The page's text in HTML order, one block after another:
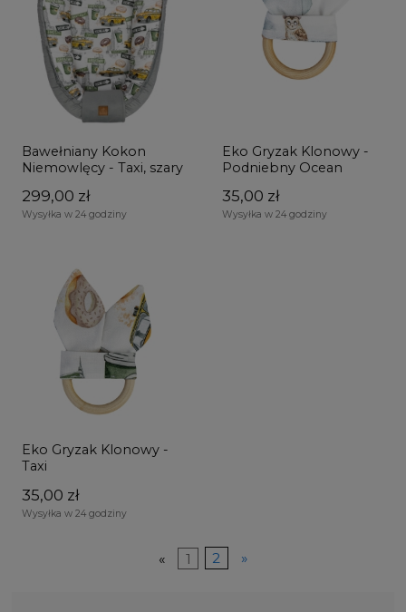
Bawełniany Kokon
Niemowlęcy - Taxi, szary
299,00 zł
Wysyłka w 24 godziny
Eko Gryzak Klonowy -
Podniebny Ocean
35,00 zł
Wysyłka w 24 godziny
Eko Gryzak Klonowy -
Taxi
35,00 zł
Wysyłka w 24 godziny
« 1 2 »